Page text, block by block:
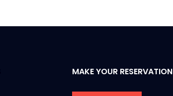
MAKE YOUR RESERVATION